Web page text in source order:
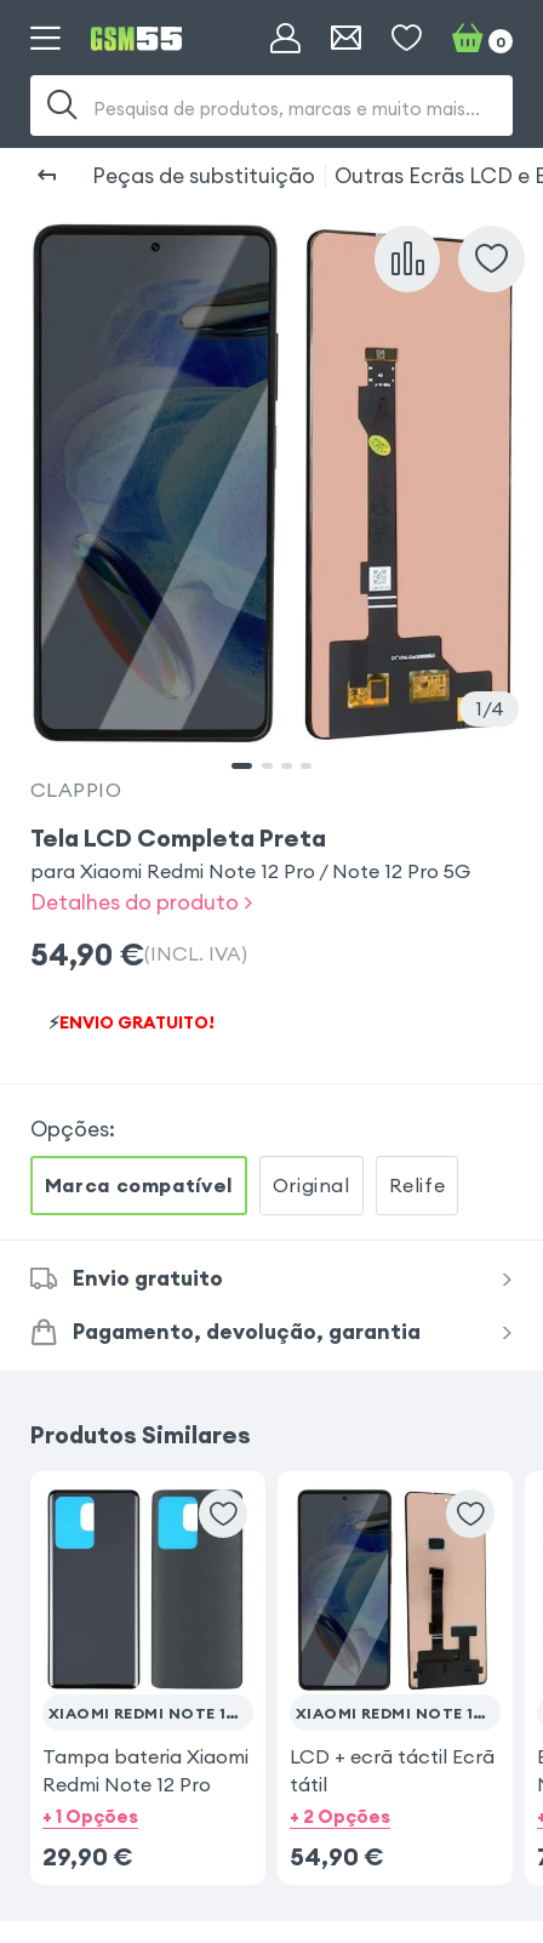
Pesquisa de produtos, marcas e muito mais...
0
Peças de substituição Outras Ecrãs LCD e
1 4
CLAPPIO
Tela LCD Completa Preta
para Xiaomi Redmi Note 12 Pro / Note 12 Pro 5G
Detalhes do produto >
54,90 €(INCL. IVA)
⚡ENVIO GRATUITO!
Opções:
Marca compatível Original Relife
Envio gratuito
Pagamento, devolução, garantia
Produtos Similares
XIAOMI REDMI NOTE 12 PRO
Tampa bateria Xiaomi
Redmi Note 12 Pro
+ 1 Opções
29,90 €
XIAOMI REDMI NOTE 12 PRO 5G
LCD + ecrã táctil Ecrã
tátil
+ 2 Opções
54,90 €